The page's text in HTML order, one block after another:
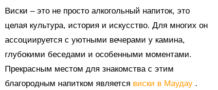
Виски – это не просто алкогольный напиток, это
целая культура, история и искусство. Для многих он
ассоциируется с уютными вечерами у камина,
глубокими беседами и особенными моментами.
Прекрасным местом для знакомства с этим
благородным напитком является виски в Маудау .